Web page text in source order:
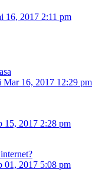
16, 2017 2:11 pm
Mar 16, 2017 12:29 pm
15, 2017 2:28 pm
01, 2017 5:08 pm